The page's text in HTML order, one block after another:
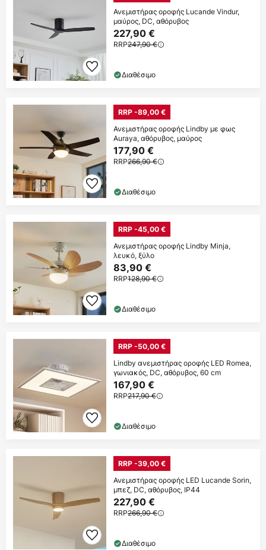
Ανεμιστήρας οροφής Lucande Vindur,
μαύρος, DC, αθόρυβος
227,90 €
RRP247,90 €
Διαθέσιμο
RRP -89,00 €
Ανεμιστήρας οροφής Lindby με φως
Auraya, αθόρυβος, μαύρος
177,90 €
RRP266,90 €
Διαθέσιμο
RRP -45,00 €
Ανεμιστήρας οροφής Lindby Minja,
λευκό, ξύλο
83,90 €
RRP128,90 €
Διαθέσιμο
RRP -50,00 €
Lindby ανεμιστήρας οροφής LED Romea,
γωνιακός, DC, αθόρυβος, 60 cm
167,90 €
RRP217,90 €
Διαθέσιμο
RRP -39,00 €
Ανεμιστήρας οροφής LED Lucande Sorin,
μπεζ, DC, αθόρυβος, IP44
227,90 €
RRP266,90 €
Διαθέσιμο